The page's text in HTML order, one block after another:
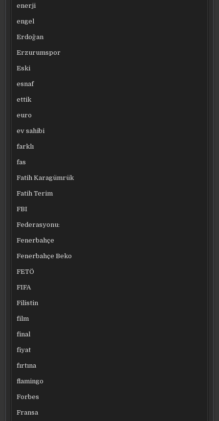
enerji
engel
Erdoğan
Erzurumspor
Eski
esnaf
ettik
euro
ev sahibi
farklı
fas
Fatih Karagümrük
Fatih Terim
FBI
Federasyonu:
Fenerbahçe
Fenerbahçe Beko
FETÖ
FIFA
Filistin
film
final
fiyat
fırtına
flamingo
Forbes
Fransa